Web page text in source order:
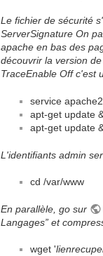
Le fichier de sécurité
ServerSignature On
apache en bas des
découvrir la version
TraceEnable Off c'est
service
apt-get update
apt-get update
L'identifiants admin
cd /var/www
En parallèle, go sur
Langages” et
wget '